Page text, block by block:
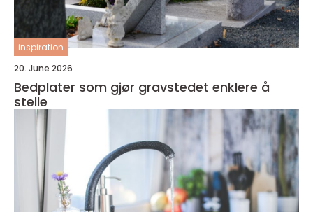
inspiration
20. June 2026
Bedplater som gjør gravstedet enklere å
stelle